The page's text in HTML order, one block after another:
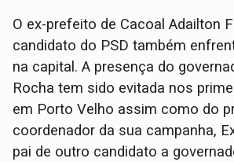
O ex-prefeito de Cacoal Adailton
candidato do PSD também
na capital. A presença do
Rocha tem sido evitada nos
em Porto Velho assim como do
coordenador da sua campanha,
pai de outro candidato a